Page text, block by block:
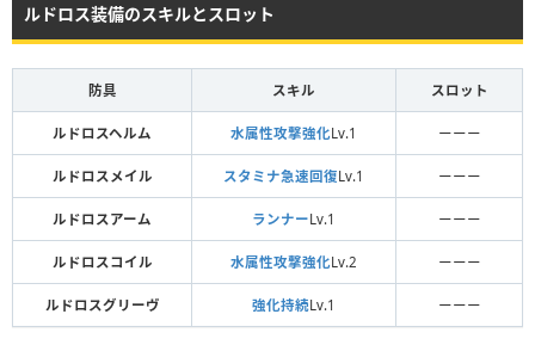
ルドロス装備のスキルとスロット
防具 スキル スロット
ルドロスヘルム 水属性攻撃強化Lv.1 ーーー
ルドロスメイル スタミナ急速回復Lv.1 ーーー
ルドロスアーム ランナーLv.1 ーーー
ルドロスコイル 水属性攻撃強化Lv.2 ーーー
ルドロスグリーヴ 強化持続Lv.1 ーーー